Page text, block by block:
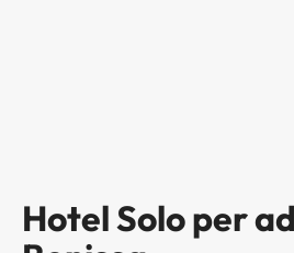
Hotel Solo per